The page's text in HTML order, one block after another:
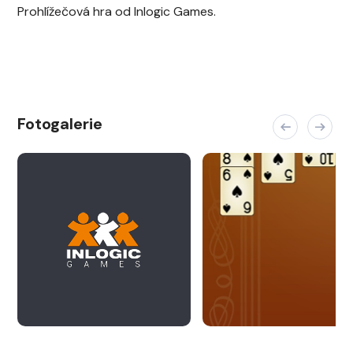
Prohlížečová hra od Inlogic Games.
Fotogalerie